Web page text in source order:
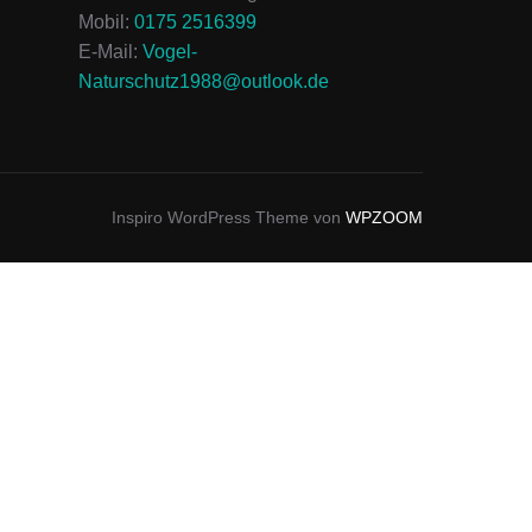
Mobil: 0175 2516399
E-Mail: Vogel-
Naturschutz1988@outlook.de
Inspiro WordPress Theme von WPZOOM